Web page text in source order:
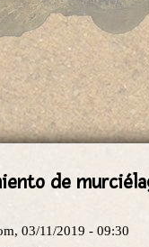
de
03/11/2019 - 09:30